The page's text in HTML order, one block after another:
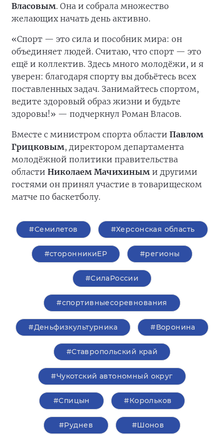
Власовым. Она и собрала множество
желающих начать день активно.
«Спорт — это сила и пособник мира: он
объединяет людей. Считаю, что спорт — это
ещё и коллектив. Здесь много молодёжи, и я
уверен: благодаря спорту вы добьётесь всех
поставленных задач. Занимайтесь спортом,
ведите здоровый образ жизни и будьте
здоровы!» — подчеркнул Роман Власов.
Вместе с министром спорта области Павлом
Грицковым, директором департамента
молодёжной политики правительства
области Николаем Мачихиным и другими
гостями он принял участие в товарищеском
матче по баскетболу.
#Семилетов #Херсонская область
#сторонникиЕР #регионы
#СилаРоссии
#спортивныесоревнования
#Деньфизкультурника #Воронина
#Ставропольский край
#Чукотский автономный округ
#Спицын #Корольков
#Руднев #Шонов